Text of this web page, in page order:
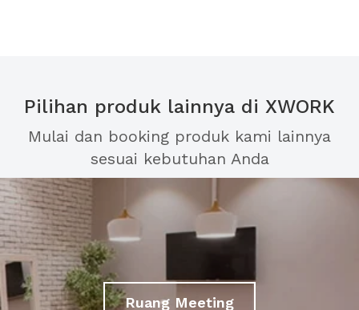
Pilihan produk lainnya di XWORK
Mulai dan booking produk kami lainnya
sesuai kebutuhan Anda
Ruang Meeting